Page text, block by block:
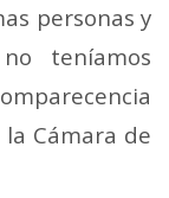
personas y
teníamos
Cámara de